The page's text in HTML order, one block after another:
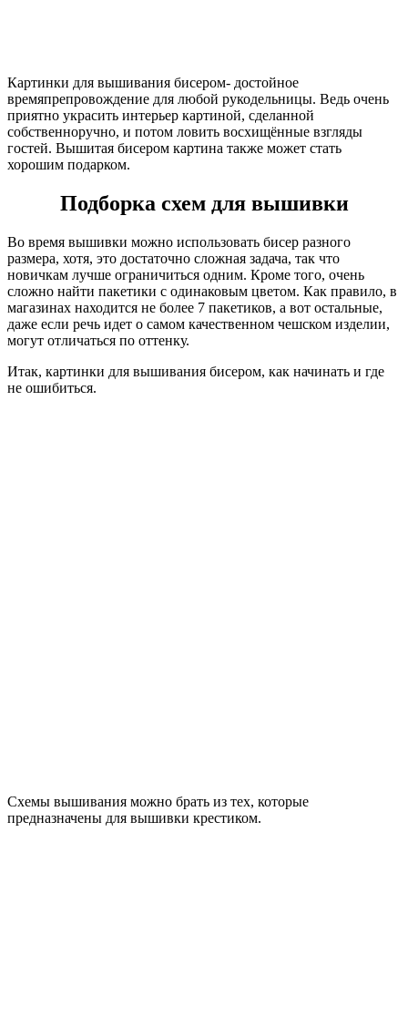
Картинки для вышивания бисером- достойное
времяпрепровождение для любой рукодельницы. Ведь очень
приятно украсить интерьер картиной, сделанной
собственноручно, и потом ловить восхищённые взгляды
гостей. Вышитая бисером картина также может стать
хорошим подарком.
Подборка схем для вышивки
Во время вышивки можно использовать бисер разного
размера, хотя, это достаточно сложная задача, так что
новичкам лучше ограничиться одним. Кроме того, очень
сложно найти пакетики с одинаковым цветом. Как правило, в
магазинах находится не более 7 пакетиков, а вот остальные,
даже если речь идет о самом качественном чешском изделии,
могут отличаться по оттенку.
Итак, картинки для вышивания бисером, как начинать и где
не ошибиться.
Схемы вышивания можно брать из тех, которые
предназначены для вышивки крестиком.